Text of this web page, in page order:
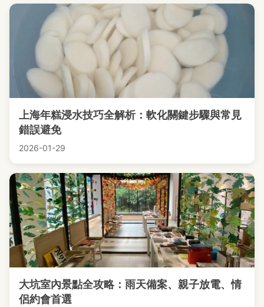
上海年糕浸水技巧全解析：軟化關鍵步驟與常見
錯誤避免
2026-01-29
大坑室內景點全攻略：雨天備案、親子放電、情
侶約會首選